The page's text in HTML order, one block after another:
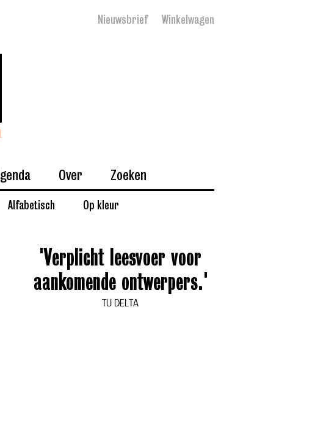
Nieuwsbrief Winkelwagen
Alfabetisch Op kleur
Over Zoeken
'Verplicht leesvoer voor
aankomende ontwerpers.'
TU DELTA